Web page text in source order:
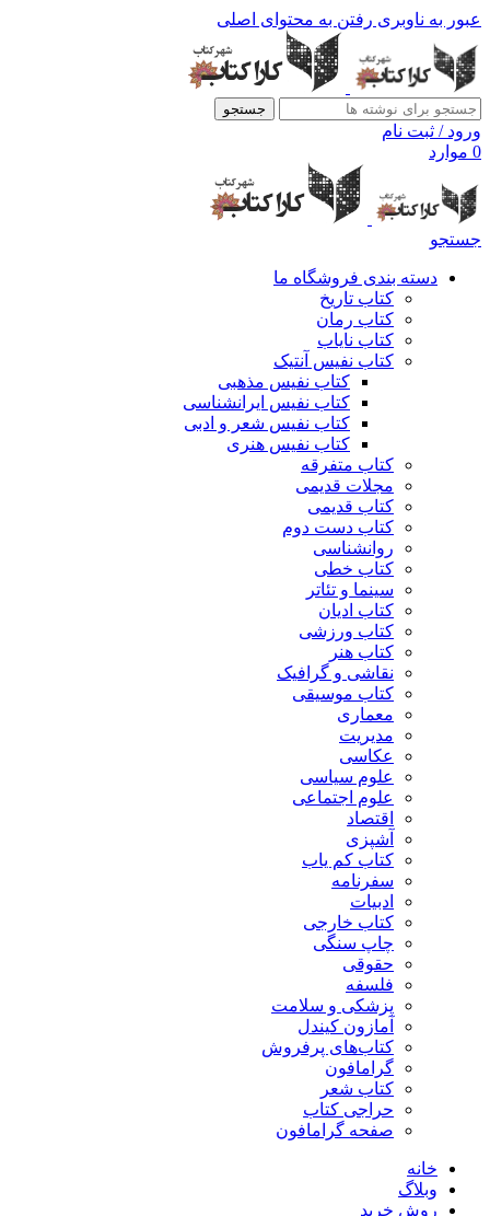
عبور به ناوبری رفتن به محتوای اصلی
جستجو
ورود / ثبت نام
0 موارد
جستجو
دسته بندی فروشگاه ما
کتاب تاریخ
کتاب رمان
کتاب نایاب
کتاب نفیس آنتیک
کتاب نفیس مذهبی
کتاب نفیس ایرانشناسی
کتاب نفیس شعر و ادبی
کتاب نفیس هنری
کتاب متفرقه
مجلات قدیمی
کتاب قدیمی
کتاب دست دوم
روانشناسی
کتاب خطی
سینما و تئاتر
کتاب ادیان
کتاب ورزشی
کتاب هنر
نقاشی و گرافیک
کتاب موسیقی
معماری
مدیریت
عکاسی
علوم سیاسی
علوم اجتماعی
اقتصاد
آشپزی
کتاب کم یاب
سفرنامه
ادبیات
کتاب خارجی
چاپ سنگی
حقوقی
فلسفه
پزشکی و سلامت
آمازون کیندل
کتاب‌های پرفروش
گرامافون
کتاب شعر
حراجی کتاب
صفحه گرامافون
خانه
وبلاگ
روش خرید